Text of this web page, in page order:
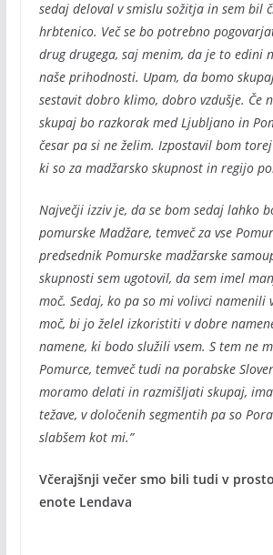
sedaj deloval v smislu sožitja in sem bil
hrbtenico. Več se bo potrebno
drug drugega, saj menim, da je to edini
naše prihodnosti. Upam, da bomo
sestavit dobro klimo, dobro vzdušje. Če
skupaj bo razkorak med Ljubljano in
česar pa si ne želim. Izpostavil bom
ki so za madžarsko skupnost in regijo
Največji izziv je, da se bom sedaj lahko
pomurske Madžare, temveč za vse
predsednik Pomurske madžarske
skupnosti sem ugotovil, da sem imel
moč. Sedaj, ko pa so mi volivci namenili
moč, bi jo želel izkoristiti v dobre
namene, ki bodo služili vsem. S tem ne
Pomurce, temveč tudi na porabske
moramo delati in razmišljati skupaj,
težave, v določenih segmentih pa so
slabšem kot mi.”
Včerajšnji večer smo bili tudi v
enote Lendava